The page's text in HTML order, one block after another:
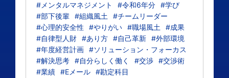
#メンタルマネジメント
#令和6年分 #学び
#部下後輩 #組織風土
#チームリーダー
#心理的安全性
#やりがい #職場風土
#成果
#自律型人財 #あり方 #自己革新 #外部環境
#年度経営計画 #ソリューション・フォーカス
#解決思考 #自分らしく働く #交渉 #交渉術
#業績 #Eメール #勘定科目